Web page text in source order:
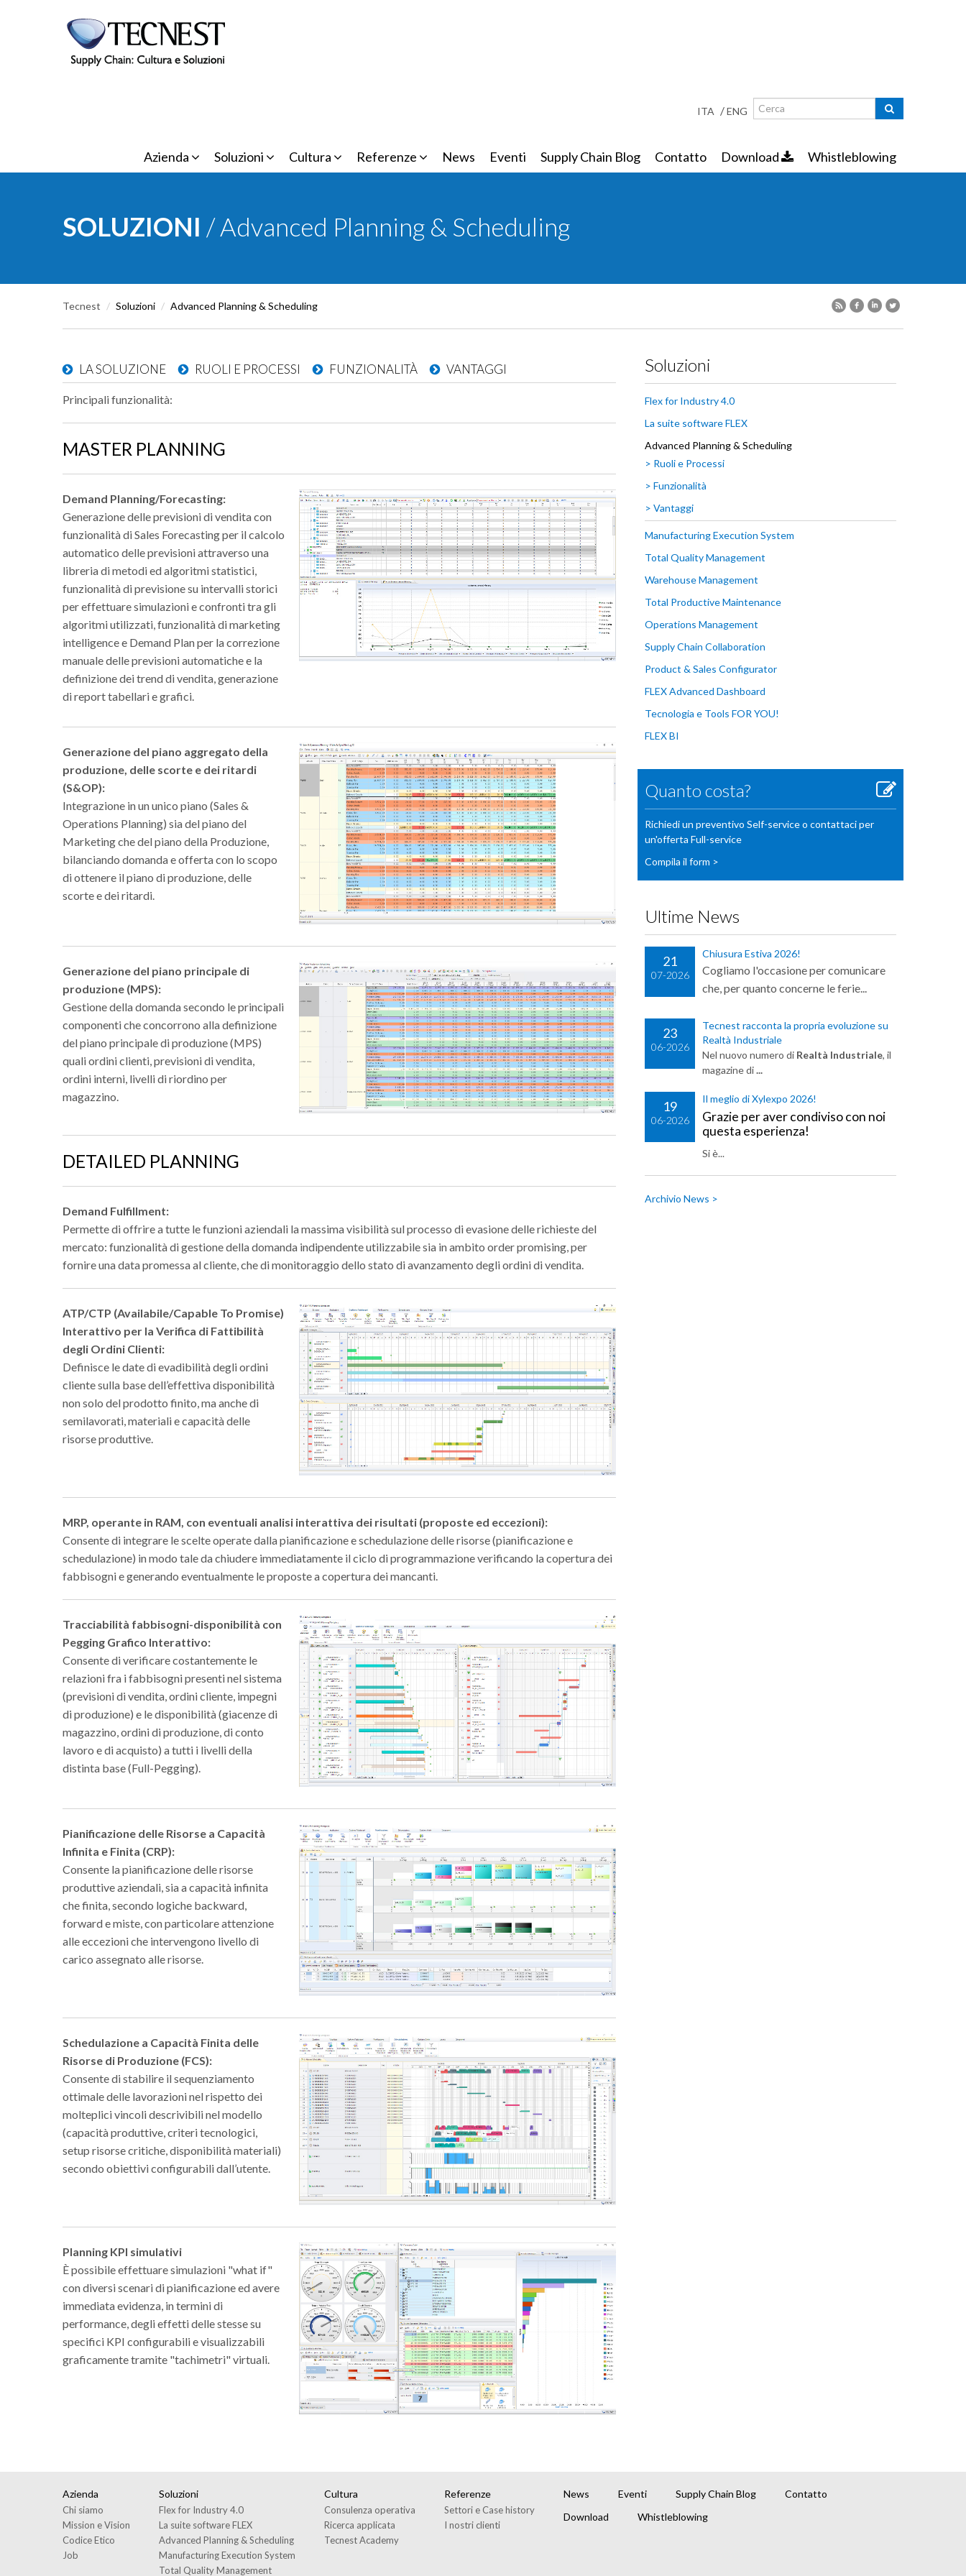
ITA /ENG Maschera di ricerca
Ricerca
Azienda Soluzioni Cultura Referenze News Eventi Supply Chain Blog Contatto Download Whistleblowing
SOLUZIONI / Advanced Planning & Scheduling
Tecnest / Soluzioni / Advanced Planning & Scheduling
LA SOLUZIONE RUOLI E PROCESSI FUNZIONALITÀ VANTAGGI
Principali funzionalità:
MASTER PLANNING
Demand Planning/Forecasting:
Generazione delle previsioni di vendita con
funzionalità di Sales Forecasting per il calcolo
automatico delle previsioni attraverso una
libreria di metodi ed algoritmi statistici,
funzionalità di previsione su intervalli storici
per effettuare simulazioni e confronti tra gli
algoritmi utilizzati, funzionalità di marketing
intelligence e Demand Plan per la correzione
manuale delle previsioni automatiche e la
definizione dei trend di vendita, generazione
di report tabellari e grafici.
Generazione del piano aggregato della
produzione, delle scorte e dei ritardi
(S&OP):
Integrazione in un unico piano (Sales &
Operations Planning) sia del piano del
Marketing che del piano della Produzione,
bilanciando domanda e offerta con lo scopo
di ottenere il piano di produzione, delle
scorte e dei ritardi.
Generazione del piano principale di
produzione (MPS):
Gestione della domanda secondo le principali
componenti che concorrono alla definizione
del piano principale di produzione (MPS)
quali ordini clienti, previsioni di vendita,
ordini interni, livelli di riordino per
magazzino.
DETAILED PLANNING
Demand Fulfillment:
Permette di offrire a tutte le funzioni aziendali la massima visibilità sul processo di evasione delle richieste del
mercato: funzionalità di gestione della domanda indipendente utilizzabile sia in ambito order promising, per
fornire una data promessa al cliente, che di monitoraggio dello stato di avanzamento degli ordini di vendita.
ATP/CTP (Availabile/Capable To Promise)
Interattivo per la Verifica di Fattibilità
degli Ordini Clienti:
Definisce le date di evadibilità degli ordini
cliente sulla base dell’effettiva disponibilità
non solo del prodotto finito, ma anche di
semilavorati, materiali e capacità delle
risorse produttive.
MRP, operante in RAM, con eventuali analisi interattiva dei risultati (proposte ed eccezioni):
Consente di integrare le scelte operate dalla pianificazione e schedulazione delle risorse (pianificazione e
schedulazione) in modo tale da chiudere immediatamente il ciclo di programmazione verificando la copertura dei
fabbisogni e generando eventualmente le proposte a copertura dei mancanti.
Tracciabilità fabbisogni-disponibilità con
Pegging Grafico Interattivo:
Consente di verificare costantemente le
relazioni fra i fabbisogni presenti nel sistema
(previsioni di vendita, ordini cliente, impegni
di produzione) e le disponibilità (giacenze di
magazzino, ordini di produzione, di conto
lavoro e di acquisto) a tutti i livelli della
distinta base (Full-Pegging).
Pianificazione delle Risorse a Capacità
Infinita e Finita (CRP):
Consente la pianificazione delle risorse
produttive aziendali, sia a capacità infinita
che finita, secondo logiche backward,
forward e miste, con particolare attenzione
alle eccezioni che intervengono livello di
carico assegnato alle risorse.
Schedulazione a Capacità Finita delle
Risorse di Produzione (FCS):
Consente di stabilire il sequenziamento
ottimale delle lavorazioni nel rispetto dei
molteplici vincoli descrivibili nel modello
(capacità produttive, criteri tecnologici,
setup risorse critiche, disponibilità materiali)
secondo obiettivi configurabili dall’utente.
Planning KPI simulativi
È possibile effettuare simulazioni "what if"
con diversi scenari di pianificazione ed avere
immediata evidenza, in termini di
performance, degli effetti delle stesse su
specifici KPI configurabili e visualizzabili
graficamente tramite "tachimetri" virtuali.
Soluzioni
Flex for Industry 4.0
La suite software FLEX
Advanced Planning & Scheduling
> Ruoli e Processi
> Funzionalità
> Vantaggi
Manufacturing Execution System
Total Quality Management
Warehouse Management
Total Productive Maintenance
Operations Management
Supply Chain Collaboration
Product & Sales Configurator
FLEX Advanced Dashboard
Tecnologia e Tools FOR YOU!
FLEX BI
Quanto costa?
Richiedi un preventivo Self-service o contattaci per
un'offerta Full-service
Compila il form >
Ultime News
21
07-2026
Chiusura Estiva 2026!
Cogliamo l'occasione per comunicare
che, per quanto concerne le ferie...
23
06-2026
Tecnest racconta la propria evoluzione su
Realtà Industriale
Nel nuovo numero di Realtà Industriale, il
magazine di...
19
06-2026
Il meglio di Xylexpo 2026!
Grazie per aver condiviso con noi
questa esperienza!
Si è...
Archivio News >
Azienda
Chi siamo
Mission e Vision
Codice Etico
Job
Soluzioni
Flex for Industry 4.0
La suite software FLEX
Advanced Planning & Scheduling
Manufacturing Execution System
Total Quality Management
Cultura
Consulenza operativa
Ricerca applicata
Tecnest Academy
Referenze
Settori e Case history
I nostri clienti
News Eventi Supply Chain Blog
Contatto
Download
Whistleblowing